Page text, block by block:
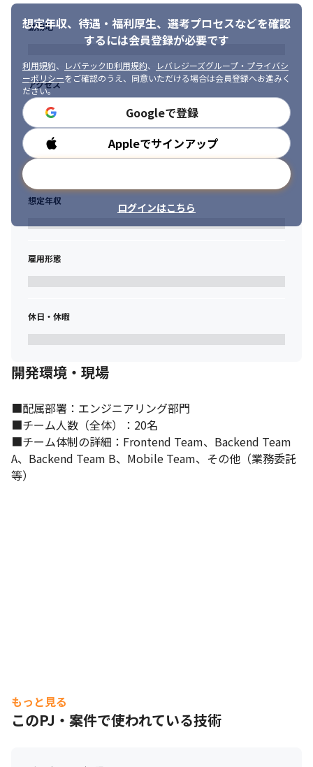
・OAuthやopenidconnectについての深い理解がある方
■求められる人物像
・新しい事業を創り出していくことに意欲があり、課題の解決能
力のある方
・フィンテック、不動産テック企業や、グローバルな職場環境に
関心のある方
・チームで共同して業務を遂行できる方
想定年収、待遇・福利厚生、 選考プロセスなどを確認
するには会員登録が必要です
利用規約、 レバテックID利用規約、
レバレジーズグループ・プライバシ
ーポリシーをご確認のうえ、同意いただける場合は会員登録へお進みく
ださい。
Googleで登録
Appleでサインアップ
ログインはこちら
勤務地
アクセス
勤務時間
想定年収
雇用形態
休日・休暇
開発環境・現場
■配属部署：エンジニアリング部門
■チーム人数（全体）：20名
■チーム体制の詳細：Frontend Team、Backend Team
A、Backend Team B、Mobile Team、その他（業務委託
等）
もっと見る
このPJ・案件で使われている技術